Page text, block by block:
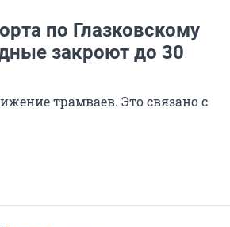
по Глазковскому
закроют до 30
трамваев. Это связано с